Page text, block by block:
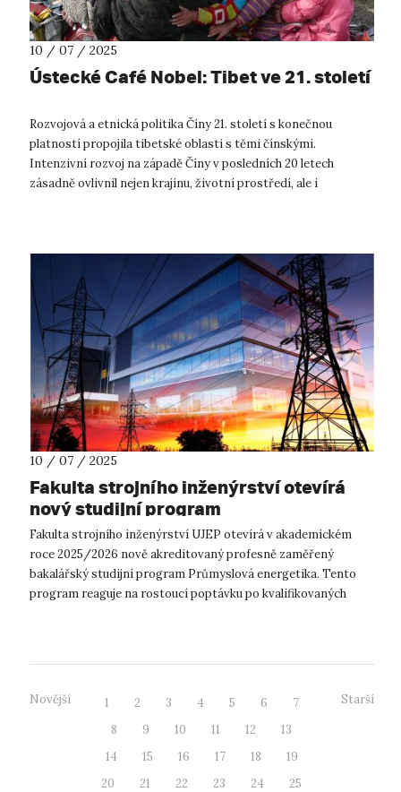
10 / 07 / 2025
Ústecké Café Nobel: Tibet ve 21. století
Rozvojová a etnická politika Číny 21. století s konečnou
platností propojila tibetské oblasti s těmi čínskými.
Intenzivní rozvoj na západě Číny v posledních 20 letech
zásadně ovlivnil nejen krajinu, životní prostředí, ale i
10 / 07 / 2025
Fakulta strojního inženýrství otevírá
nový studijní program
Fakulta strojního inženýrství UJEP otevírá v akademickém
roce 2025/2026 nově akreditovaný profesně zaměřený
bakalářský studijní program Průmyslová energetika. Tento
program reaguje na rostoucí poptávku po kvalifikovaných
Novější 1 2 3 4 5 6
7
8
9 10 11 12
13
14
15 16 17 18
19
20
21 22 23 24
25
Starší